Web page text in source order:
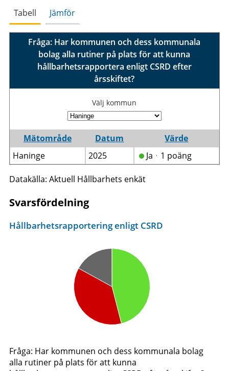
Tabell Jämför
Fråga: Har kommunen och dess kommunala
bolag alla rutiner på plats för att kunna
hållbarhetsrapportera enligt CSRD efter
årsskiftet?
Välj kommun
Mätområde Datum
Värde
Haninge
2025 Jaᆞ1 poäng
Datakälla: Aktuell Hållbarhets enkät
Svarsfördelning
Hållbarhetsrapportering enligt CSRD
Fråga: Har kommunen och dess kommunala bolag
alla rutiner på plats för att kunna